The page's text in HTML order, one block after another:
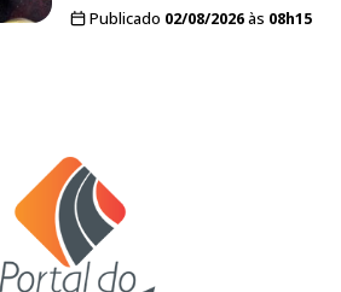
Publicado 02/08/2026às 08h15